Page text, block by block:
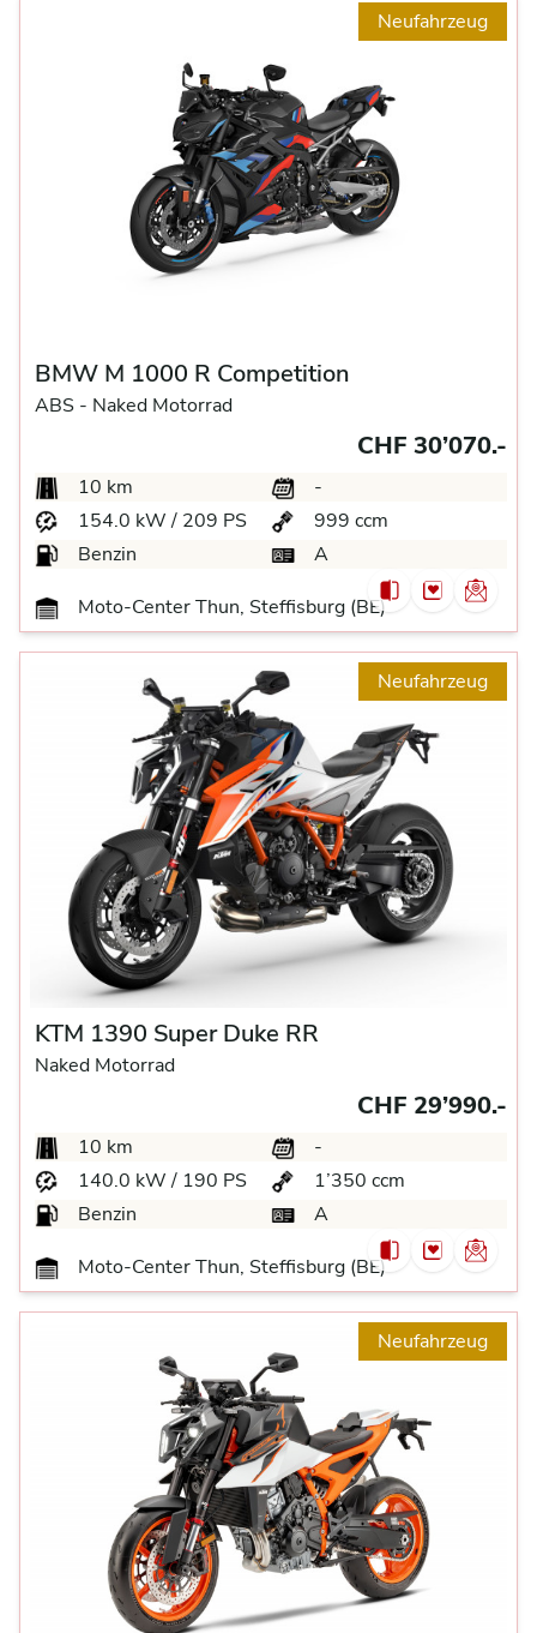
Neufahrzeug
BMW M 1000 R Competition
ABS - Naked Motorrad
CHF 30’070.-
10 km
-
154.0 kW / 209 PS
999 ccm
Benzin
A
Moto-Center Thun, Steffisburg (BE)
Neufahrzeug
KTM 1390 Super Duke RR
Naked Motorrad
CHF 29’990.-
10 km
-
140.0 kW / 190 PS
1’350 ccm
Benzin
A
Moto-Center Thun, Steffisburg (BE)
Neufahrzeug